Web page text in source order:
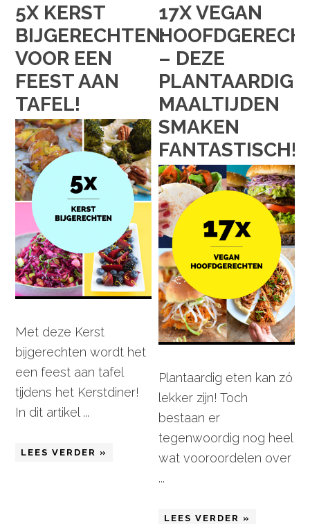
5X KERST
BIJGERECHTEN:
VOOR EEN
FEEST AAN
TAFEL!
Met deze Kerst
bijgerechten wordt het
een feest aan tafel
tijdens het Kerstdiner!
In dit artikel ...
LEES VERDER »
17X VEGAN
– DEZE
PLANTAARDIGE
MAALTIJDEN
SMAKEN
FANTASTISCH!
Plantaardig eten kan zó
lekker zijn! Toch
bestaan er
tegenwoordig nog heel
wat vooroordelen over
...
LEES VERDER »